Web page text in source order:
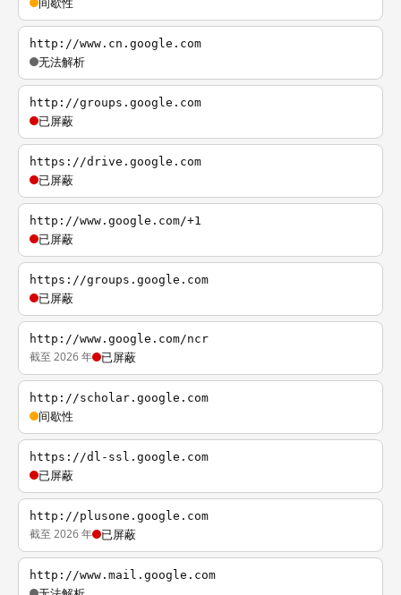
http://www.cn.google.com
无法解析
http://groups.google.com
已屏蔽
https://drive.google.com
已屏蔽
http://www.google.com/+1
已屏蔽
https://groups.google.com
已屏蔽
http://www.google.com/ncr
截至 2026 年 已屏蔽
http://scholar.google.com
间歇性
https://dl-ssl.google.com
已屏蔽
http://plusone.google.com
截至 2026 年 已屏蔽
http://www.mail.google.com